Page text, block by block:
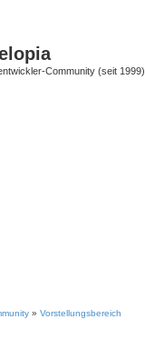
Community (seit 1999).
» Vorstellungsbereich